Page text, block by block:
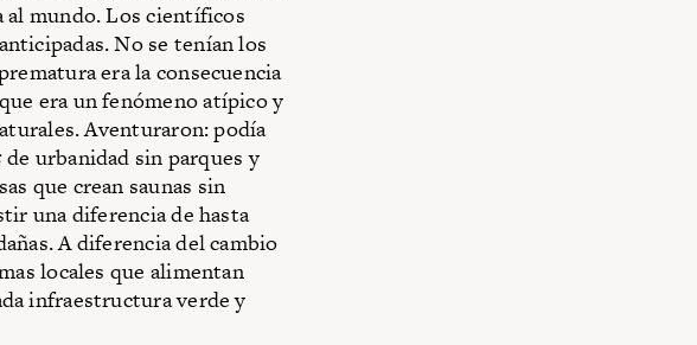
mundo. Los científicos
No se tenían los
era la consecuencia
era un fenómeno atípico y
Aventuraron: podía
de urbanidad sin parques y
que crean saunas sin
una diferencia de hasta
A diferencia del cambio
locales que alimentan
infraestructura verde y